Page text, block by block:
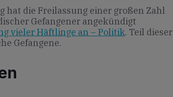
hat die Freilassung einer großen Zahl
Gefangener angekündigt
vieler Häftlinge an – Politik. Teil dieser
Gefangene.